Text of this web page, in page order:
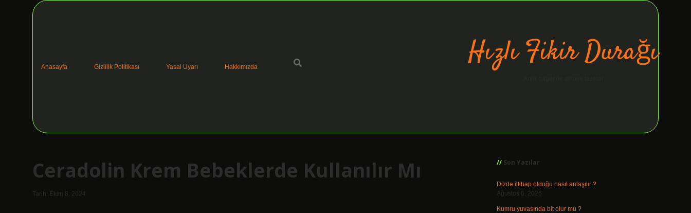
Anasayfa Gizlilik Politikası Yasal Uyarı Hakkımızda Hızlı Fikir Durağı
Ceradolin Krem Bebeklerde Kullanılır Mı
Tarih: Ekim 8, 2024
Son Yazılar
Dizde iltihap olduğu nasıl anlaşılır ?
Ağustos 6, 2026
Kumru yuvasında bit olur mu ?